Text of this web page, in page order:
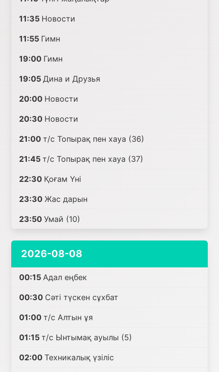
11:35 Новости
11:55 Гимн
19:00 Гимн
19:05 Дина и Друзья
20:00 Новости
20:30 Новости
21:00 т/с Топырақ пен хауа (36)
21:45 т/с Топырақ пен хауа (37)
22:30 Қоғам Үні
23:30 Жас дарын
23:50 Умай (10)
2026-08-08
00:15 Адал еңбек
00:30 Сәті түскен сұхбат
01:00 т/с Алтын ұя
01:15 т/с Ынтымақ ауылы (5)
02:00 Техникалық үзіліс